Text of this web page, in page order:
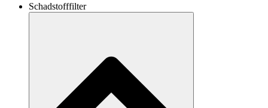
Schadstofffilter